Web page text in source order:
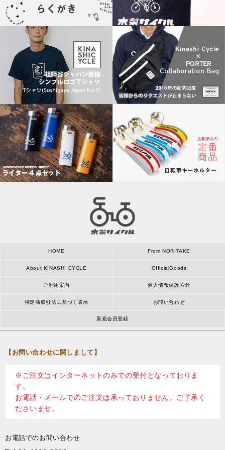
HOME From NORITAKE
About KINASHI CYCLE OfficialGoods
ご利用案内 個人情報保護方針
特定商取引法に基づく表示 お問い合わせ
新規会員登録
【お問い合わせに関しまして】
※ご注文はインターネットのみでの受付となっておりま
す。
お電話・メールでのご注文は承っておりません。ご了承く
ださいませ。
お電話でのお問い合わせ